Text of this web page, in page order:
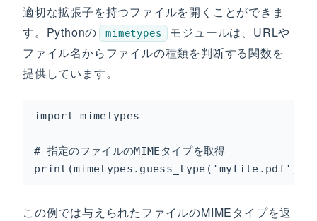
適切な拡張子を持つファイルを開くことができま
す。Pythonの
mimetypes
モジュールは、URLや
ファイル名からファイルの種類を判断する関数を
提供しています。
import mimetypes
# 指定のファイルのMIMEタイプを取得
この例では与えられたファイルのMIMEタイプを返